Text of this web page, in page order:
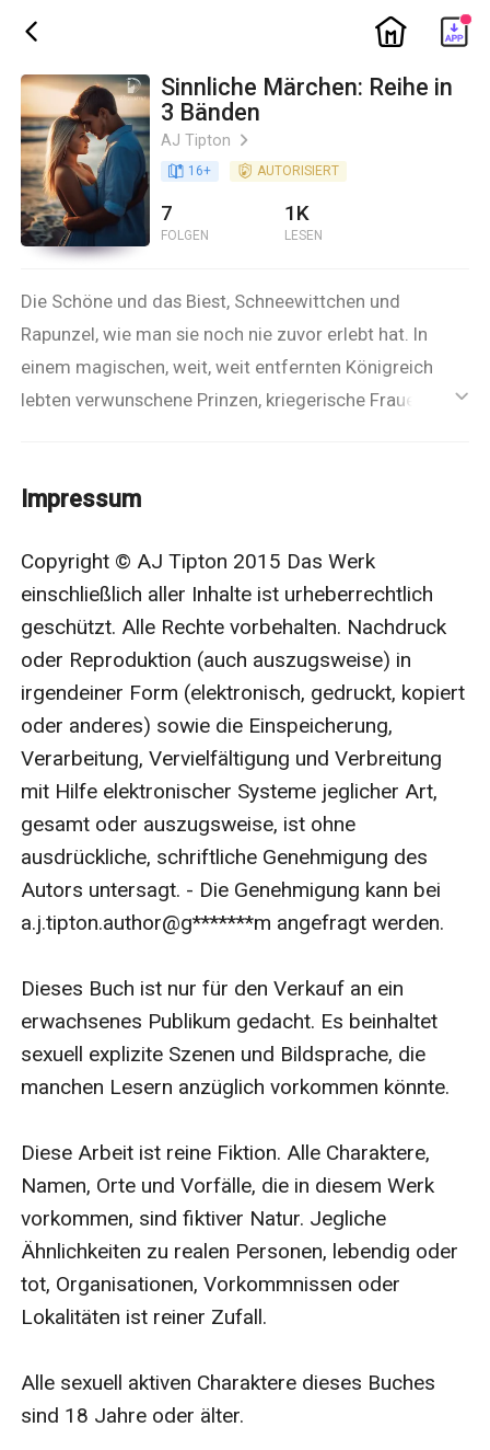
ic_back ic_home
Sinnliche Märchen: Reihe in
3 Bänden
AJ Tipton ic_arrow_right
book_age 16+ detail_authorized AUTORISIERT
7
FOLGEN
1K
LESEN
Die Schöne und das Biest, Schneewittchen und
Rapunzel, wie man sie noch nie zuvor erlebt hat. In
einem magischen, weit, weit entfernten Königreich
lebten verwunschene Prinzen, kriegerische Frauen und
Romane, frei nach traditionellen Märchen nacherzählt:
Rapunzel. Helden werden zu Heldinnen und umgekehrt,
bis nichts mehr so ist wie es schein. Der Schöne und
das Biest: Dieses Märchen für Erwachsene mit
Geschlechterrollentausch enthält erotische FFM-Dreier,
bestialische Veränderungen und eine Geschichte, die
so alt ist wie die Welt. Schnees Wahre Liebe: Diese
Erzählung für Erwachsene enthält FFM-Dreier, freche
Zwerge und die schönste Liebe aller Zeiten. Mit Haut
und Haaren: Diese erotische Erzählung für Erwachsene
enthält gewagte Späße, seltsame Kreaturen, die
Wortspiele lieben und eine Liebe, die auch die Magie
nicht vorhersehen konnte. Diese IN SICH
Reihenfolge gelesen werden. Es gibt kein offenes Ende
und jede Geschichte endet so, wie es sein sollte: sie
lebten glücklich bis ans Ende ihrer Tage. HAPPY END!
ic_default
Impressum
Copyright © AJ Tipton 2015 Das Werk
einschließlich aller Inhalte ist urheberrechtlich
geschützt. Alle Rechte vorbehalten. Nachdruck
oder Reproduktion (auch auszugsweise) in
irgendeiner Form (elektronisch, gedruckt, kopiert
oder anderes) sowie die Einspeicherung,
Verarbeitung, Vervielfältigung und Verbreitung
mit Hilfe elektronischer Systeme jeglicher Art,
gesamt oder auszugsweise, ist ohne
ausdrückliche, schriftliche Genehmigung des
Autors untersagt. - Die Genehmigung kann bei
a.j.tipton.author@g*******m angefragt werden.
Dieses Buch ist nur für den Verkauf an ein
erwachsenes Publikum gedacht. Es beinhaltet
sexuell explizite Szenen und Bildsprache, die
manchen Lesern anzüglich vorkommen könnte.
Diese Arbeit ist reine Fiktion. Alle Charaktere,
Namen, Orte und Vorfälle, die in diesem Werk
vorkommen, sind fiktiver Natur. Jegliche
Ähnlichkeiten zu realen Personen, lebendig oder
tot, Organisationen, Vorkommnissen oder
Lokalitäten ist reiner Zufall.
Alle sexuell aktiven Charaktere dieses Buches
sind 18 Jahre oder älter.